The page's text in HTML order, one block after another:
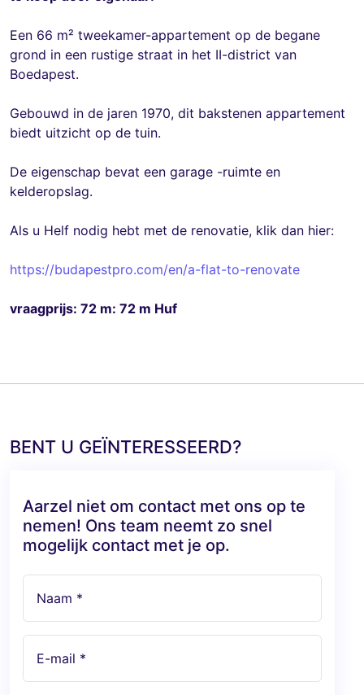
Een 66 m² tweekamer-appartement op de begane
grond in een rustige straat in het II-district van
Boedapest.
Gebouwd in de jaren 1970, dit bakstenen appartement
biedt uitzicht op de tuin.
De eigenschap bevat een garage -ruimte en
kelderopslag.
Als u Helf nodig hebt met de renovatie, klik dan hier:
https://budapestpro.com/en/a-flat-to-renovate
vraagprijs: 72 m: 72 m Huf
BENT U GEÏNTERESSEERD?
Aarzel niet om contact met ons op te
nemen! Ons team neemt zo snel
mogelijk contact met je op.
Naam *
E-mail *